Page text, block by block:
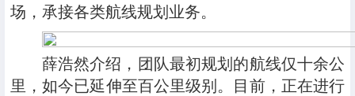
场，承接各类航线规划业务。
薛浩然介绍，团队最初规划的航线仅十余公
里，如今已延伸至百公里级别。目前，正在进行